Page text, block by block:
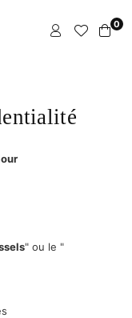
0
" ou le "